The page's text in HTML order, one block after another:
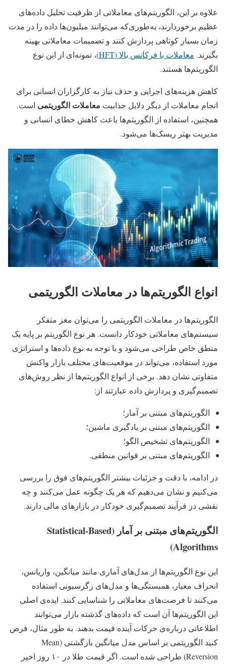
علاوه بر این، الگوریتم‌های معاملاتی از ظرفیت تحلیل داده‌های
عظیم برخوردارند، به‌طوری‌که می‌توانند میلیون‌ها داده را در مدت
زمان بسیار کوتاهی پردازش کنند و تصمیمات معاملاتی بهینه
بگیرند. معاملات با فرکانس بالا (HFT)
، نمونه‌ای از این نوع
الگوریتم‌ها هستند.
کاهش هزینه‌های اجرایی و حذف نیاز به کارگزاران انسانی برای
انجام معاملات از دیگر دلایل جذابیت معاملات الگوریتمی است.
همچنین، استفاده از الگوریتم‌ها باعث کاهش خطای انسانی و
مدیریت بهتر ریسک‌ها می‌شود.
انواع الگوریتم‌ها در معاملات الگوریتمی
الگوریتم‌ها در معاملات الگوریتمی را می‌توان مغز متفکر
سیستم‌های معاملاتی خودکار دانست. هر نوع الگوریتم بر پایه یک
منطق خاص طراحی می‌شود و با توجه به نوع داده‌ها و استراتژی
مورد استفاده، می‌تواند در موقعیت‌های مختلف بازار واکنش
متفاوتی نشان دهد. برخی از انواع الگوریتم‌ها از نظر روش‌های
تصمیم‌گیری و پردازش داده عبارتند از:
الگوریتم‌های مبتنی بر آمار؛
الگوریتم‌های مبتنی بر یادگیری ماشین؛
الگوریتم‌های تشخیص الگو؛
الگوریتم‌های مبتنی بر قوانین منطقی.
در ادامه، با دقت و جزئیات بیشتر الگوریتم‌های فوق را بررسی
می‌کنیم و نشان می‌دهیم که هر یک چگونه عمل می‌کنند و چه
نقشی در فرآیند تصمیم‌گیری خودکار در بازارهای مالی دارند.
الگوریتم‌های مبتنی بر آمار (Statistical-Based
Algorithms)
این نوع الگوریتم‌ها از مدل‌های آماری مانند میانگین، واریانس،
انحراف معیار، همبستگی‌ها و مدل‌های رگرسیونی استفاده
می‌کنند تا فرصت‌های معاملاتی را شناسایی کنند. ایده‌ی اصلی
این الگوریتم‌ها آن است که داده‌های گذشته بازار می‌توانند
اطلاعاتی درباره‌ی حرکات آینده قیمت بدهند. به طور مثال، فرض
کنید الگوریتمی بر اساس مدل میانگین بازگشتی (Mean
Reversion) طراحی شده است. اگر قیمت طلا در ۱۰ روز اخیر